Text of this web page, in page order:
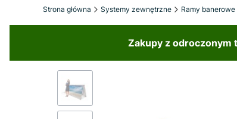
Strona główna Systemy zewnętrzne Ramy banerowe
Zakupy z odroczonym